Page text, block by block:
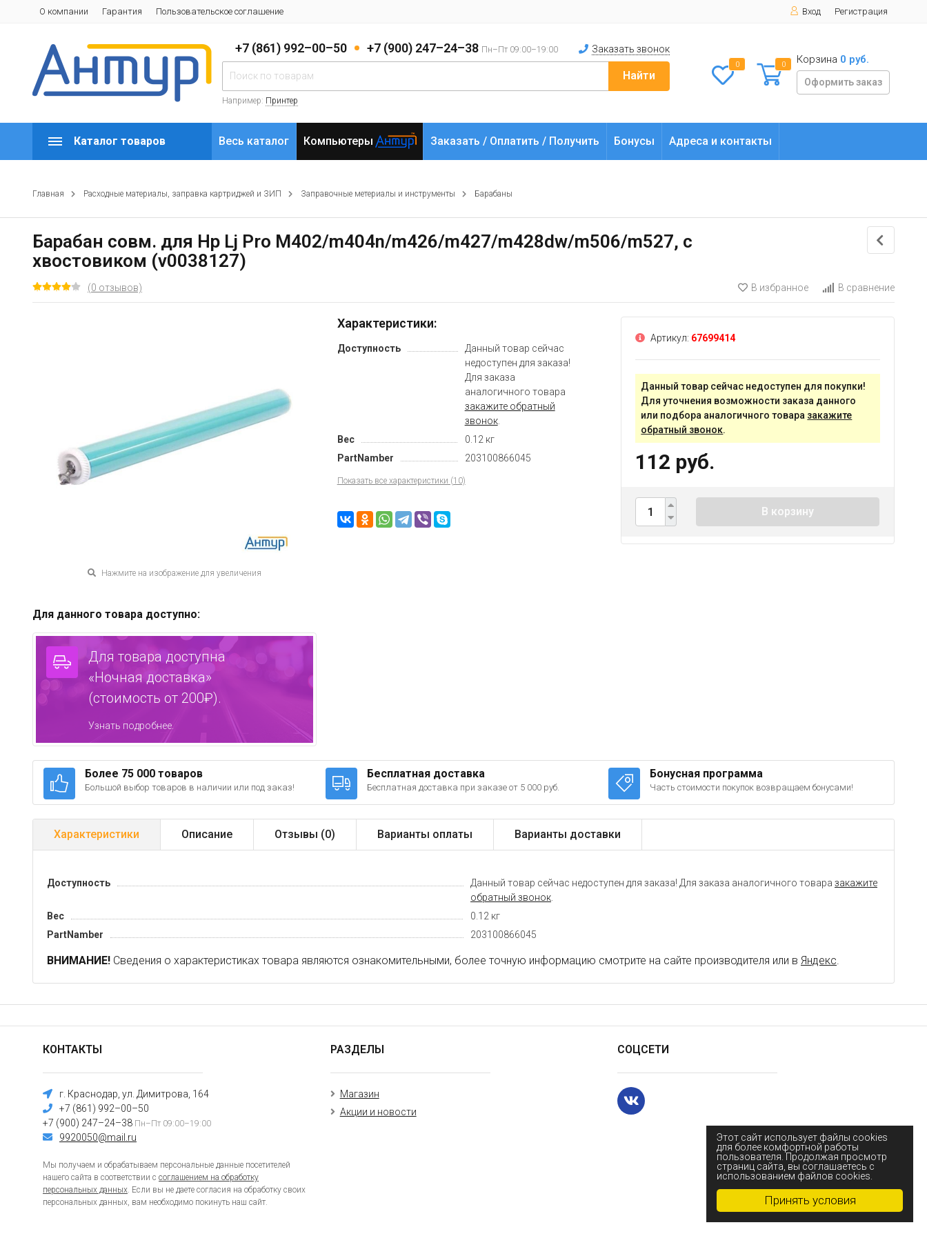
Принять условия
Этот сайт использует файлы cookies
для более комфортной работы
пользователя. Продолжая просмотр
страниц сайта, вы соглашаетесь с
использованием файлов cookies.
О компании Гарантия Пользовательское соглашение Вход Регистрация
+7 (861) 992–00–50 +7 (900) 247–24–38 Пн–Пт 09:00–19:00 Заказать звонок
Найти
Например: Принтер
0 0 Корзина 0 руб.
Оформить заказ
Каталог товаров Весь каталог Компьютеры Заказать / Оплатить / Получить Бонусы Адреса и контакты
Главная Расходные материалы, заправка картриджей и ЗИП Заправочные метериалы и инструменты Барабаны
Барабан совм. для Hp Lj Pro M402/m404n/m426/m427/m428dw/m506/m527, с
хвостовиком (v0038127)
(0 отзывов) В избранное В сравнение
Нажмите на изображение для увеличения
Характеристики:
Доступность
Данный товар сейчас
недоступен для заказа!
Для заказа
аналогичного товара
закажите обратный
звонок.
Вес
0.12 кг
PartNamber
203100866045
Показать все характеристики (10)
Для данного товара доступно:
Для товара доступна
«Ночная доставка»
(стоимость от 200₽).
Узнать подробнее.
Артикул: 67699414
Данный товар сейчас недоступен для покупки!
Для уточнения возможности заказа данного
или подбора аналогичного товара закажите
обратный звонок.
112 руб.
В корзину
Более 75 000 товаров
Большой выбор товаров в наличии или под заказ!
Бесплатная доставка
Бесплатная доставка при заказе от 5 000 руб.
Бонусная программа
Часть стоимости покупок возвращаем бонусами!
Характеристики Описание Отзывы (0) Варианты оплаты Варианты доставки
Доступность Данный товар сейчас недоступен для заказа! Для заказа аналогичного товара закажите
обратный звонок
Вес
0.12 кг
PartNamber
203100866045
ВНИМАНИЕ! Сведения о характеристиках товара являются ознакомительными, более точную информацию смотрите на сайте производителя или в Яндекс.
КОНТАКТЫ
г. Краснодар, ул. Димитрова, 164
+7 (861) 992–00–50
+7 (900) 247–24–38 Пн–Пт 09:00–19:00
9920050@mail.ru
Мы получаем и обрабатываем персональные данные посетителей
нашего сайта в соответствии с соглашением на обработку
персональных данных. Если вы не даете согласия на обработку своих
персональных данных, вам необходимо покинуть наш сайт.
РАЗДЕЛЫ
Магазин
Акции и новости
СОЦСЕТИ